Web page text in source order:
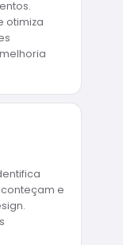
otimiza
e